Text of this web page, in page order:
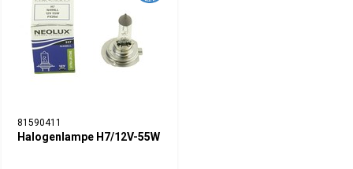
81590411
Halogenlampe H7/12V-55W